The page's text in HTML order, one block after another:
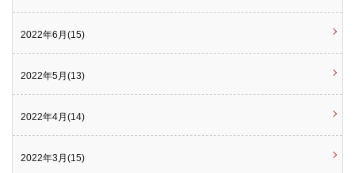
2022年6月(15)
2022年5月(13)
2022年4月(14)
2022年3月(15)